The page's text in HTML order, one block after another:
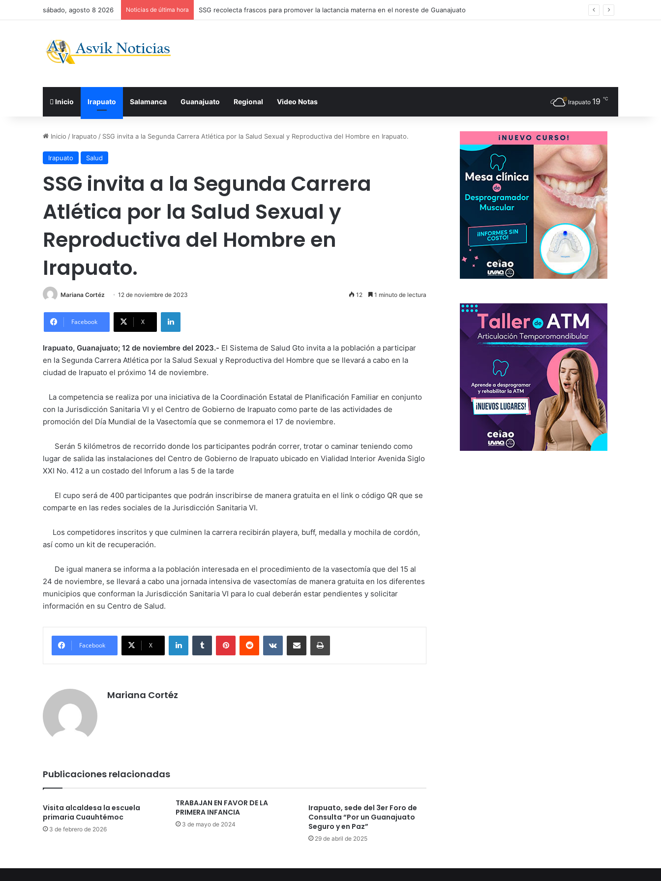
sábado, agosto 8 2026 Noticias de última hora Reconoce Gobernadora identidad, cultura y derechos de los Pueblos Indígenas
Inicio Irapuato Salamanca Guanajuato Regional Video Notas Irapuato 19 ℃
Inicio / Irapuato / SSG invita a la Segunda Carrera Atlética por la Salud Sexual y Reproductiva del Hombre en Irapuato.
Irapuato Salud
SSG invita a la Segunda Carrera
Atlética por la Salud Sexual y
Reproductiva del Hombre en
Irapuato.
Mariana Cortéz 12 de noviembre de 2023 12 1 minuto de lectura
Facebook X
LinkedIn
Irapuato, Guanajuato; 12 de noviembre del 2023.- El Sistema de Salud Gto invita a la población a participar
en la Segunda Carrera Atlética por la Salud Sexual y Reproductiva del Hombre que se llevará a cabo en la
ciudad de Irapuato el próximo 14 de noviembre.
La competencia se realiza por una iniciativa de la Coordinación Estatal de Planificación Familiar en conjunto
con la Jurisdicción Sanitaria VI y el Centro de Gobierno de Irapuato como parte de las actividades de
promoción del Día Mundial de la Vasectomía que se conmemora el 17 de noviembre.
Serán 5 kilómetros de recorrido donde los participantes podrán correr, trotar o caminar teniendo como
lugar de salida las instalaciones del Centro de Gobierno de Irapuato ubicado en Vialidad Interior Avenida Siglo
XXI No. 412 a un costado del Inforum a las 5 de la tarde
El cupo será de 400 participantes que podrán inscribirse de manera gratuita en el link o código QR que se
comparte en las redes sociales de la Jurisdicción Sanitaria VI.
Los competidores inscritos y que culminen la carrera recibirán playera, buff, medalla y mochila de cordón,
así como un kit de recuperación.
De igual manera se informa a la población interesada en el procedimiento de la vasectomía que del 15 al
24 de noviembre, se llevará a cabo una jornada intensiva de vasectomías de manera gratuita en los diferentes
municipios que conforman la Jurisdicción Sanitaria VI para lo cual deberán estar pendientes y solicitar
información en su Centro de Salud.
Facebook X
LinkedInTumblr PinterestReddit VKontakteCompartir por correo electrónicoImprimir
Mariana Cortéz
Publicaciones relacionadas
Visita alcaldesa la escuela
primaria Cuauhtémoc
3 de febrero de 2026
TRABAJAN EN FAVOR DE LA
PRIMERA INFANCIA
3 de mayo de 2024
Irapuato, sede del 3er Foro de
Consulta “Por un Guanajuato
Seguro y en Paz”
29 de abril de 2025